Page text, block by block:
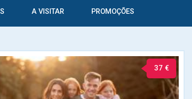
A VISITAR PROMOÇÕES
37 €